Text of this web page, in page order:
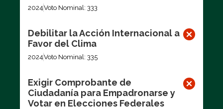
2024Voto Nominal: 333
Debilitar la Acción Internacional a
Favor del Clima
2024Voto Nominal: 335
Exigir Comprobante de
Ciudadanía para Empadronarse y
Votar en Elecciones Federales